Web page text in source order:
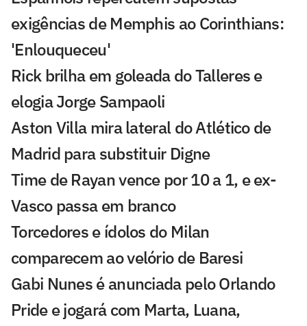
exigências de Memphis ao Corinthians:
'Enlouqueceu'
Rick brilha em goleada do Talleres e
elogia Jorge Sampaoli
Aston Villa mira lateral do Atlético de
Madrid para substituir Digne
Time de Rayan vence por 10 a 1, e ex-
Vasco passa em branco
Torcedores e ídolos do Milan
comparecem ao velório de Baresi
Gabi Nunes é anunciada pelo Orlando
Pride e jogará com Marta, Luana,